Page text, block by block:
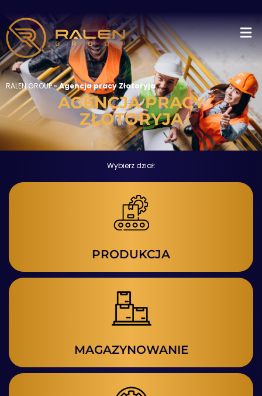
RALEN GROUP»Agencja pracy Złotoryja
AGENCJA PRACY
ZŁOTORYJA
Wybierz dział:
PRODUKCJA
MAGAZYNOWANIE